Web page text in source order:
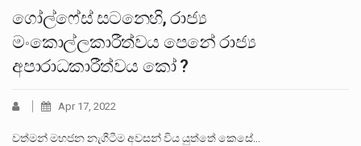
ගෝල්ෆේස් සටනෙහි, රාජ්‍ය
මංකොල්ලකාරීත්වය පෙනේ රාජ්‍ය
අපාරාධකාරීත්වය කෝ ?
Apr 17, 2022
වත්මන් මහජන නැගීටීම අවසන් විය යුත්තේ කෙසේ…